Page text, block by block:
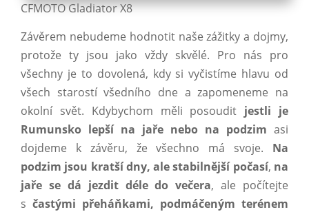
CFMOTO Gladiator X8
Závěrem nebudeme hodnotit naše zážitky a dojmy,
protože ty jsou jako vždy skvělé. Pro nás pro
všechny je to dovolená, kdy si vyčistíme hlavu od
všech starostí všedního dne a zapomeneme na
okolní svět. Kdybychom měli posoudit jestli je
Rumunsko lepší na jaře nebo na podzim asi
dojdeme k závěru, že všechno má svoje. Na
podzim jsou kratší dny, ale stabilnější počasí, na
jaře se dá jezdit déle do večera, ale počítejte
s častými přeháňkami, podmáčeným terénem